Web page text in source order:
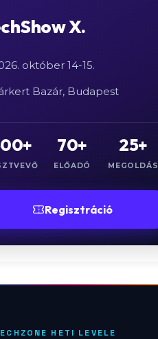
X.
október 14-15.
Bazár, Budapest
70+
ELŐADÓ
25+
MEGOLDÁS
Regisztráció
HETI LEVELE